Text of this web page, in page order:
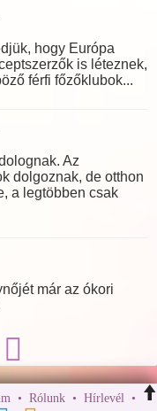
hogy Európa
is léteznek,
férfi főzőklubok...
Az
dolgoznak, de otthon
a legtöbben csak
már az ókori
• Rólunk• Hírlevél•